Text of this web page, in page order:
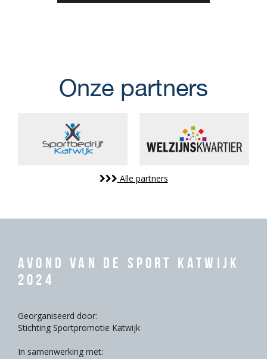
Onze partners
Alle partners
Avond van de Sport Katwijk
2024
Georganiseerd door:
Stichting Sportpromotie Katwijk
In samenwerking met: